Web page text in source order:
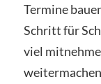
Termine
Schritt für
viel